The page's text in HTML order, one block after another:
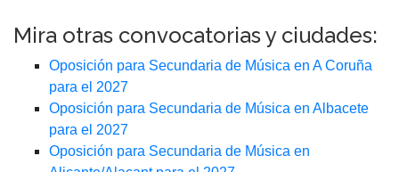
Mira otras convocatorias y ciudades:
Oposición para Secundaria de Música en A Coruña
para el 2027
Oposición para Secundaria de Música en Albacete
para el 2027
Oposición para Secundaria de Música en